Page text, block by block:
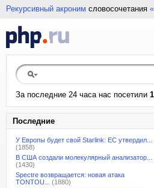
Рекурсивный акроним словосочетания
За последние 24 часа нас посетили
Последние
У Европы будет свой Starlink: ЕС утвердил...
(1858)
В США создали молекулярный анализатор...
(1430)
Spectre возвращается: новая атака
TONTOU...
(1880)